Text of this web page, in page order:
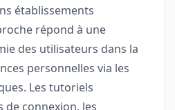
établissements
répond à une
des utilisateurs dans la
personnelles via les
Les tutoriels
de connexion, les